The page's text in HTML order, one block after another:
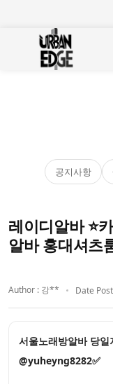
공지사항
레이디알바 ⭐
알바 홍대셔츠
Author : 강** Date
서울노래방알바 당
@yuheyng8282✅